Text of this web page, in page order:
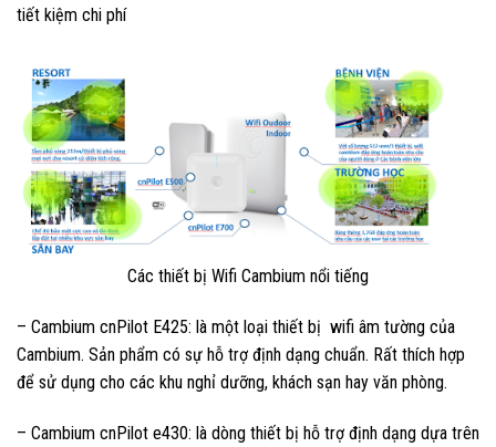
tiết kiệm chi phí
Các thiết bị Wifi Cambium nổi tiếng
– Cambium cnPilot E425: là một loại thiết bị wifi âm tường của
Cambium. Sản phẩm có sự hỗ trợ định dạng chuẩn. Rất thích hợp
để sử dụng cho các khu nghỉ dưỡng, khách sạn hay văn phòng.
– Cambium cnPilot e430: là dòng thiết bị hỗ trợ định dạng dựa trên